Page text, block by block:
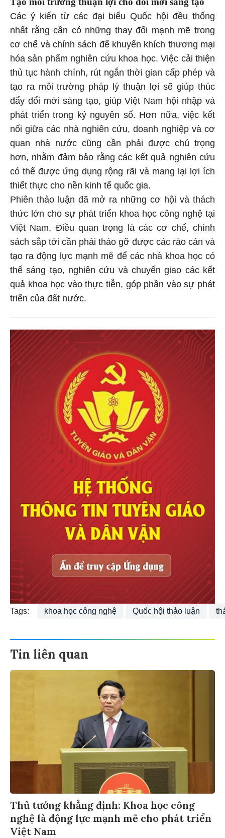
Các ý kiến từ các đại biểu Quốc hội đều thống
nhất rằng cần có những thay đổi mạnh mẽ trong
cơ chế và chính sách để khuyến khích thương mại
hóa sản phẩm nghiên cứu khoa học. Việc cải thiện
thủ tục hành chính, rút ngắn thời gian cấp phép và
tạo ra môi trường pháp lý thuận lợi sẽ giúp thúc
đẩy đổi mới sáng tạo, giúp Việt Nam hội nhập và
phát triển trong kỷ nguyên số. Hơn nữa, việc kết
nối giữa các nhà nghiên cứu, doanh nghiệp và cơ
quan nhà nước cũng cần phải được chú trọng
hơn, nhằm đảm bảo rằng các kết quả nghiên cứu
có thể được ứng dụng rộng rãi và mang lại lợi ích
thiết thực cho nền kinh tế quốc gia.
Phiên thảo luận đã mở ra những cơ hội và thách
thức lớn cho sự phát triển khoa học công nghệ tại
Việt Nam. Điều quan trọng là các cơ chế, chính
sách sắp tới cần phải tháo gỡ được các rào cản và
tạo ra động lực mạnh mẽ để các nhà khoa học có
thể sáng tạo, nghiên cứu và chuyển giao các kết
quả khoa học vào thực tiễn, góp phần vào sự phát
triển của đất nước.
Tags: khoa học công nghệ Quốc hội thảo luận
Tin liên quan
Thủ tướng khẳng định: Khoa học công
nghệ là động lực mạnh mẽ cho phát triển
Việt Nam